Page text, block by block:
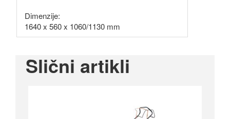
Dimenzije:
1640 x 560 x 1060/1130 mm
Slični artikli